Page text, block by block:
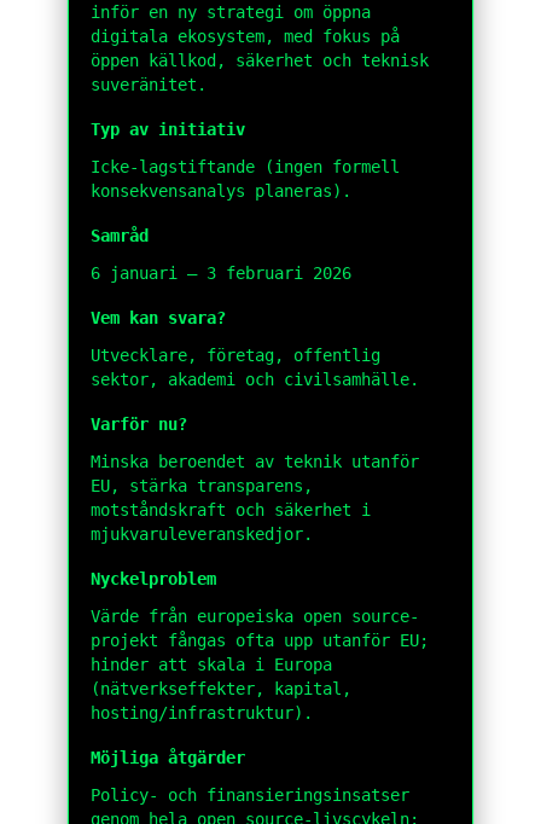
inför en ny strategi om öppna
digitala ekosystem, med fokus på
öppen källkod, säkerhet och teknisk
suveränitet.
Typ av initiativ
Icke-lagstiftande (ingen formell
konsekvensanalys planeras).
Samråd
6 januari – 3 februari 2026
Vem kan svara?
Utvecklare, företag, offentlig
sektor, akademi och civilsamhälle.
Varför nu?
Minska beroendet av teknik utanför
EU, stärka transparens,
motståndskraft och säkerhet i
mjukvaruleveranskedjor.
Nyckelproblem
Värde från europeiska open source-
projekt fångas ofta upp utanför EU;
hinder att skala i Europa
(nätverkseffekter, kapital,
hosting/infrastruktur).
Möjliga åtgärder
Policy- och finansieringsinsatser
genom hela open source-livscykeln: